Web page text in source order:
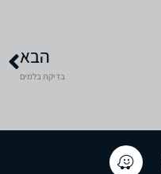
הבא
בדיקת בלמים